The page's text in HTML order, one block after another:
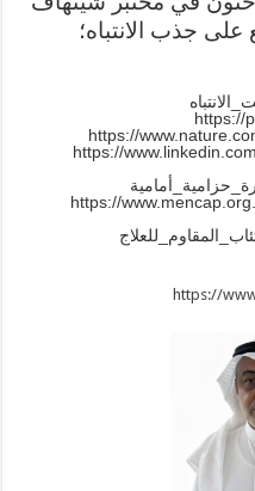
على جذب الانتباه؛
4- https://
6- https://
https://